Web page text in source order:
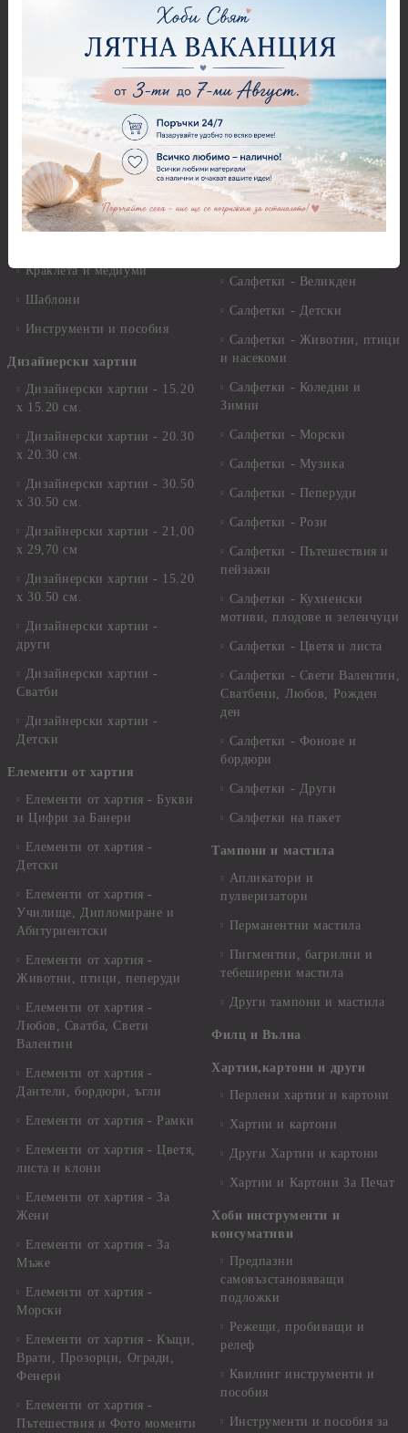
Антични пасти
Вакс пасти
Грунд, Основи, Релефни
пасти
Варак, Шлак метал, Фолио,
Пантна
Лакове и защитни покрития
Краклета и медиуми
Шаблони
Инструменти и пособия
Дизайнерски хартии
Дизайнерски хартии - 15.20
х 15.20 см.
Дизайнерски хартии - 20.30
х 20.30 см.
Дизайнерски хартии - 30.50
х 30.50 см.
Дизайнерски хартии - 21,00
х 29,70 см
Дизайнерски хартии - 15.20
x 30.50 см.
Дизайнерски хартии -
други
Дизайнерски хартии -
Сватби
Дизайнерски хартии -
Детски
Елементи от хартия
Елементи от хартия - Букви
и Цифри за Банери
Елементи от хартия -
Детски
Елементи от хартия -
Училище, Дипломиране и
Абитуриентски
Елементи от хартия -
Животни, птици, пеперуди
Елементи от хартия -
Любов, Сватба, Свети
Валентин
Елементи от хартия -
Дантели, бордюри, ъгли
Елементи от хартия - Рамки
Елементи от хартия - Цветя,
листа и клони
Елементи от хартия - За
Жени
Елементи от хартия - За
Мъже
Елементи от хартия -
Морски
Елементи от хартия - Къщи,
Врати, Прозорци, Огради,
Фенери
Елементи от хартия -
Пътешествия и Фото моменти
Рисуване
Грунд и почистващи
разтвори
Платна за рисуване
Стативи и поставки
Четки и инструменти
Моливи, акварелни
комплекти
Салфетки - Великден
Салфетки - Детски
Салфетки - Животни, птици
и насекоми
Салфетки - Коледни и
Зимни
Салфетки - Морски
Салфетки - Музика
Салфетки - Пеперуди
Салфетки - Рози
Салфетки - Пътешествия и
пейзажи
Салфетки - Кухненски
мотиви, плодове и зеленчуци
Салфетки - Цветя и листа
Салфетки - Свети Валентин,
Сватбени, Любов, Рожден
ден
Салфетки - Фонове и
бордюри
Салфетки - Други
Салфетки на пакет
Тампони и мастила
Апликатори и
пулверизатори
Перманентни мастила
Пигментни, багрилни и
тебеширени мастила
Други тампони и мастила
Филц и Вълна
Хартии,картони и други
Перлени хартии и картони
Хартии и картони
Други Хартии и картони
Хартии и Картони За Печат
Хоби инструменти и
консумативи
Предпазни
самовъзстановяващи
подложки
Режещи, пробиващи и
релеф
Квилинг инструменти и
пособия
Инструменти и пособия за